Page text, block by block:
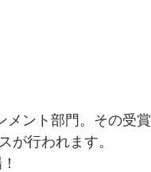
メント部門。その受賞
が行われます。